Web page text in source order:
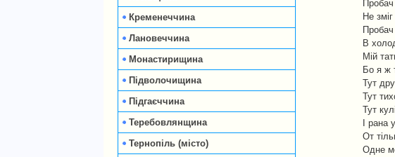
Кременеччина
Лановеччина
Монастирищина
Підволочищина
Підгаєччина
Теребовлянщина
Тернопіль (місто)
Пробач
Не
В
Мій
Бо я ж
Тут
Тут
Тут
І
От
Одне